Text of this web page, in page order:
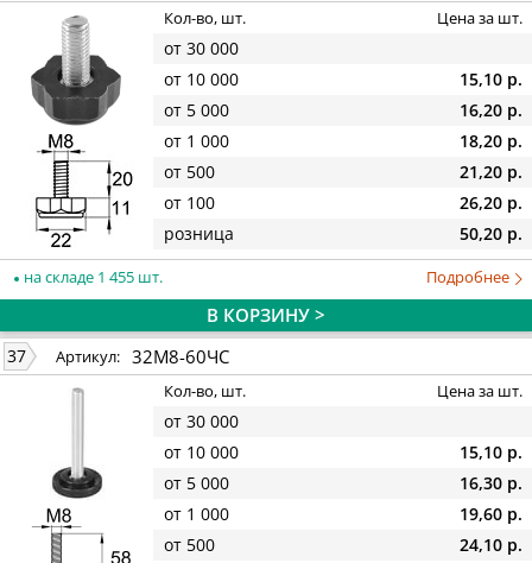
Кол-во, шт. Цена за шт.
от 30 000
от 10 000
15,10 р.
от 5 000
16,20 р.
от 1 000
18,20 р.
от 500
21,20 р.
от 100
26,20 р.
розница
50,20 р.
на складе 1 455 шт. Подробнее
В КОРЗИНУ >
37 Артикул: 32М8-60ЧС
Кол-во, шт. Цена за шт.
от 30 000
от 10 000
15,10 р.
от 5 000
16,30 р.
от 1 000
19,60 р.
от 500
24,10 р.